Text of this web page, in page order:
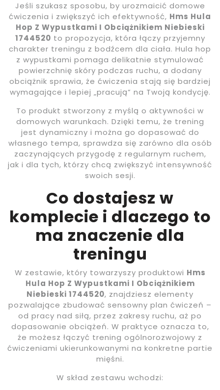
Jeśli szukasz sposobu, by urozmaicić domowe
ćwiczenia i zwiększyć ich efektywność, Hms Hula
Hop Z Wypustkami I Obciążnikiem Niebieski
1744520 to propozycja, która łączy przyjemny
charakter treningu z bodźcem dla ciała. Hula hop
z wypustkami pomaga delikatnie stymulować
powierzchnię skóry podczas ruchu, a dodany
obciążnik sprawia, że ćwiczenia stają się bardziej
wymagające i lepiej „pracują” na Twoją kondycję.
To produkt stworzony z myślą o aktywności w
domowych warunkach. Dzięki temu, że trening
jest dynamiczny i można go dopasować do
własnego tempa, sprawdza się zarówno dla osób
zaczynających przygodę z regularnym ruchem,
jak i dla tych, którzy chcą zwiększyć intensywność
swoich sesji.
Co dostajesz w
komplecie i dlaczego to
ma znaczenie dla
treningu
W zestawie, który towarzyszy produktowi Hms
Hula Hop Z Wypustkami I Obciążnikiem
Niebieski 1744520, znajdziesz elementy
pozwalające zbudować sensowny plan ćwiczeń –
od pracy nad siłą, przez zakresy ruchu, aż po
dopasowanie obciążeń. W praktyce oznacza to,
że możesz łączyć trening ogólnorozwojowy z
ćwiczeniami ukierunkowanymi na konkretne partie
mięśni.
W skład zestawu wchodzi: